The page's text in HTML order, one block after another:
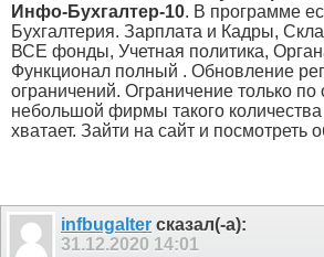
Инфо-Бухгалтер-10. В программе
Бухгалтерия. Зарплата и Кадры,
ВСЕ фонды, Учетная политика,
Функционал полный . Обновление
ограничений. Ограничение только
небольшой фирмы такого
хватает. Зайти на сайт и посмотреть
infbugalter сказал(-а):
31.12.2020 14:01